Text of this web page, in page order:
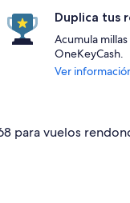
Duplica tus
Acumula
OneKeyCash.
Ver
para vuelos